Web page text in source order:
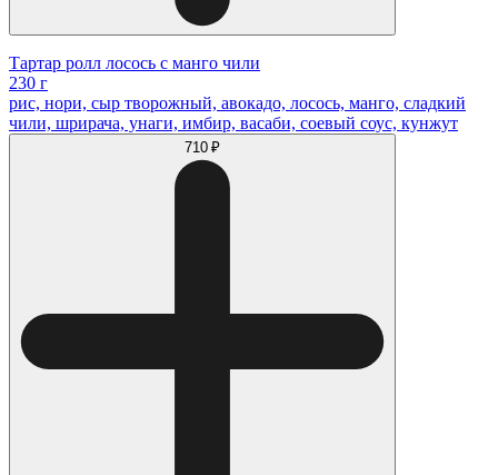
Тартар ролл лосось с манго чили
230 г
рис, нори, сыр творожный, авокадо, лосось, манго, сладкий
чили, шрирача, унаги, имбир, васаби, соевый соус, кунжут
710 ₽